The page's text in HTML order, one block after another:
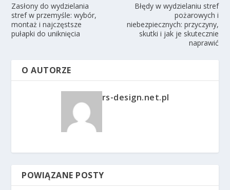
Zasłony do wydzielania
stref w przemyśle: wybór,
montaż i najczęstsze
pułapki do uniknięcia
Błędy w wydzielaniu stref
pożarowych i
niebezpiecznych: przyczyny,
skutki i jak je skutecznie
naprawić
O AUTORZE
rs-design.net.pl
POWIĄZANE POSTY